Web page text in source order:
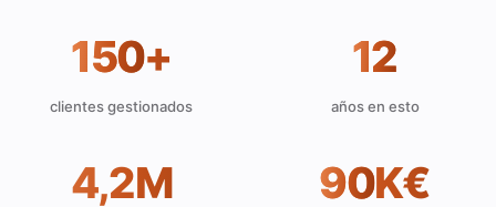
150+
clientes gestionados
12
años en esto
4,2M 90K€